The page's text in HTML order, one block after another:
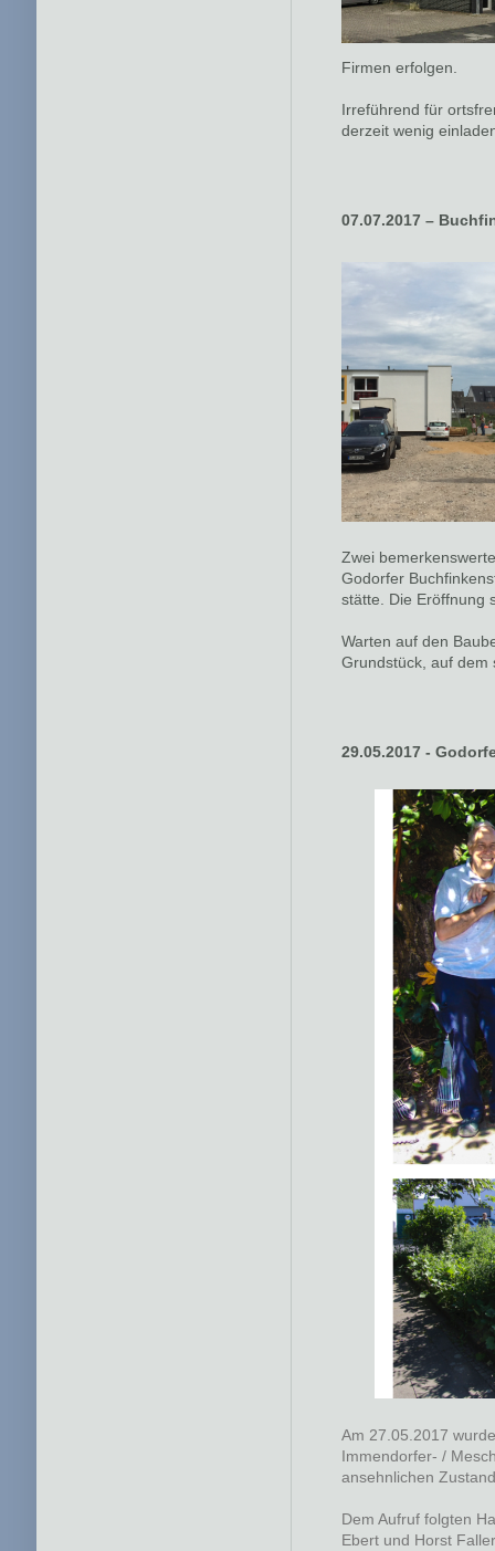
Firmen erfolgen.
Irreführend für
derzeit wenig
07.07.2017 –
Zwei
Godorfer
stätte. Die Eröffnung
Warten auf den
Grundstück, auf
29.05.2017 -
Am 27.05.2017
Immendorfer- /
ansehnlichen
Dem Aufruf folgten
Ebert und Horst